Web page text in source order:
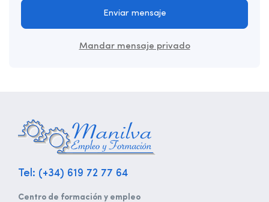
Enviar mensaje
Mandar mensaje privado
Tel: (+34) 619 72 77 64
Centro de formación y empleo